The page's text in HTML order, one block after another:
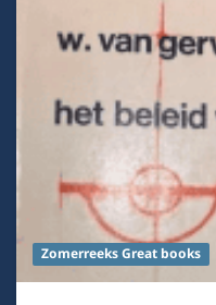
Zomerreeks Great books